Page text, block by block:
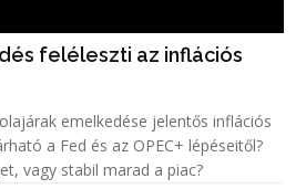
feléleszti az inflációs
emelkedése jelentős inflációs
a Fed és az OPEC+ lépéseitől?
vagy stabil marad a piac?